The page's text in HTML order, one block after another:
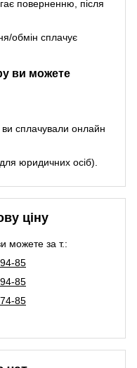
поверненню, після
обмін сплачує
ви можете
сплачували онлайн
юридичних осіб).
ціну
можете за т.:
85
85
85